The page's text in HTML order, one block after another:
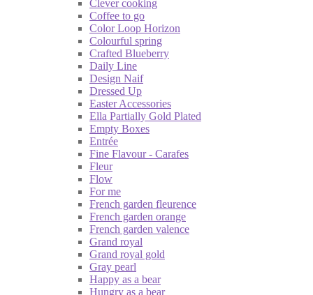
Clever cooking
Coffee to go
Color Loop Horizon
Colourful spring
Crafted Blueberry
Daily Line
Design Naif
Dressed Up
Easter Accessories
Ella Partially Gold Plated
Empty Boxes
Entrée
Fine Flavour - Carafes
Fleur
Flow
For me
French garden fleurence
French garden orange
French garden valence
Grand royal
Grand royal gold
Gray pearl
Happy as a bear
Hungry as a bear